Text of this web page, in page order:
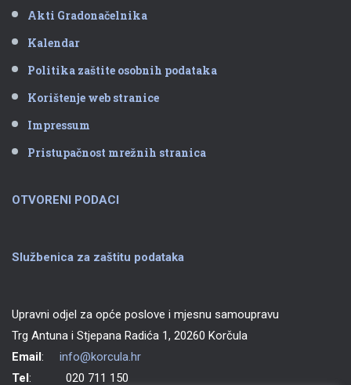
Akti Gradonačelnika
Kalendar
Politika zaštite osobnih podataka
Korištenje web stranice
Impressum
Pristupačnost mrežnih stranica
OTVORENI PODACI
Službenica za zaštitu podataka
Upravni odjel za opće poslove i mjesnu samoupravu
Trg Antuna i Stjepana Radića 1, 20260 Korčula
Email: info@korcula.hr
Tel: 020 711 150